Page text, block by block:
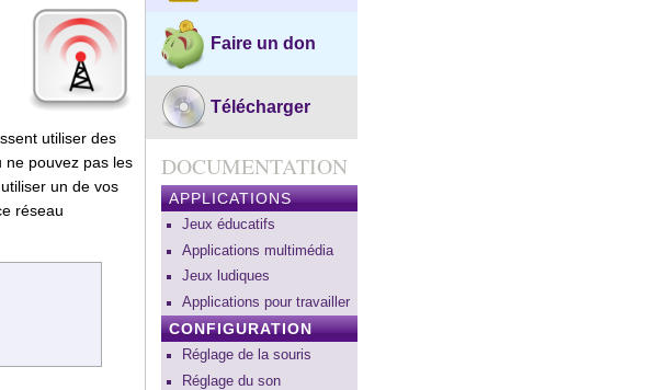
utiliser des
pouvez pas les
un de vos
réseau
Faire un don
Télécharger
DOCUMENTATION
APPLICATIONS
Jeux éducatifs
Applications multimédia
Jeux ludiques
Applications pour travailler
CONFIGURATION
Réglage de la souris
Réglage du son